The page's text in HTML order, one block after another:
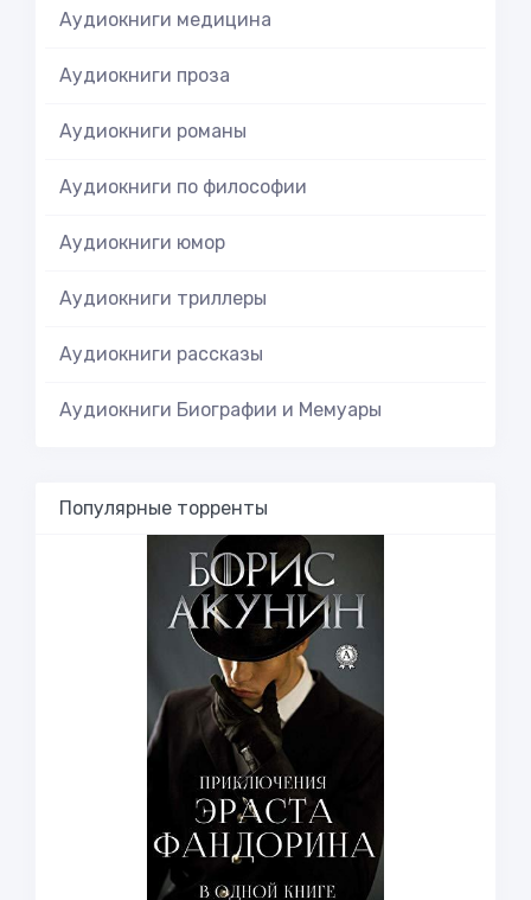
Аудиокниги медицина
Аудиокниги проза
Аудиокниги романы
Аудиокниги по философии
Аудиокниги юмор
Аудиокниги триллеры
Аудиокниги рассказы
Аудиокниги Биографии и Мемуары
Популярные торренты